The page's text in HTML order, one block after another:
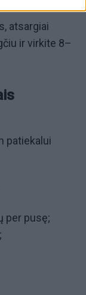
atsargiai
ir virkite 8–
patiekalui
per pusę;